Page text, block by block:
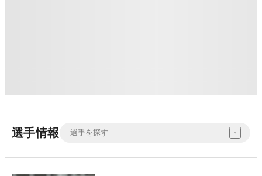
選手情報